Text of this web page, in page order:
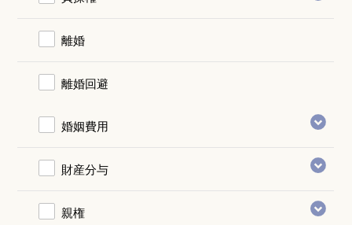
離婚
離婚回避
婚姻費用
財産分与
親権